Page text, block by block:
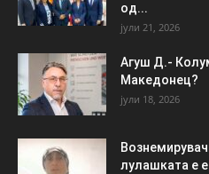
од...
јули 21, 2026
Агуш Д.-
Македонец?
јули 18, 2026
лулашката е